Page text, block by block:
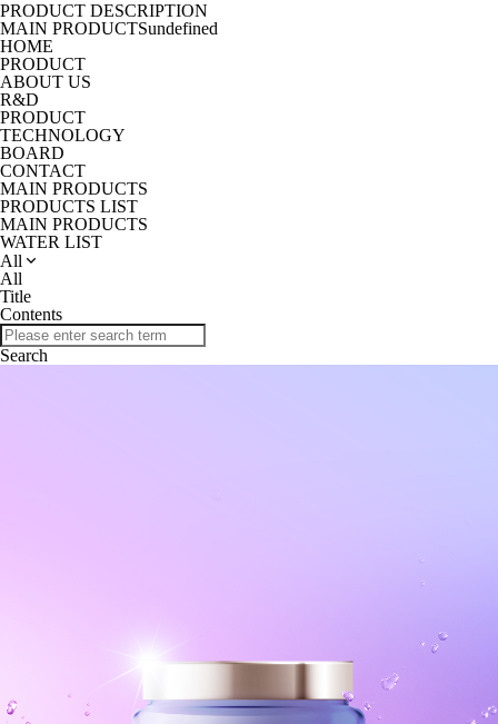
PRODUCT DESCRIPTION
MAIN PRODUCTSundefined
HOME
PRODUCT
ABOUT US
R&D
PRODUCT
TECHNOLOGY
BOARD
CONTACT
MAIN PRODUCTS
PRODUCTS LIST
MAIN PRODUCTS
WATER LIST
All
All
Title
Contents
Search